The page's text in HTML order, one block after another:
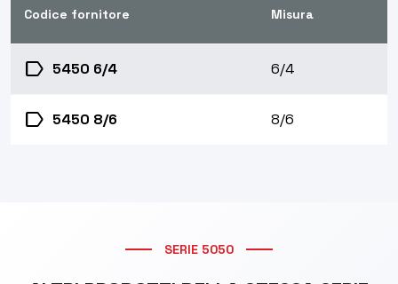
Codice fornitore Misura
label 5450 6/4 6/4
label 5450 8/6 8/6
SERIE 5050